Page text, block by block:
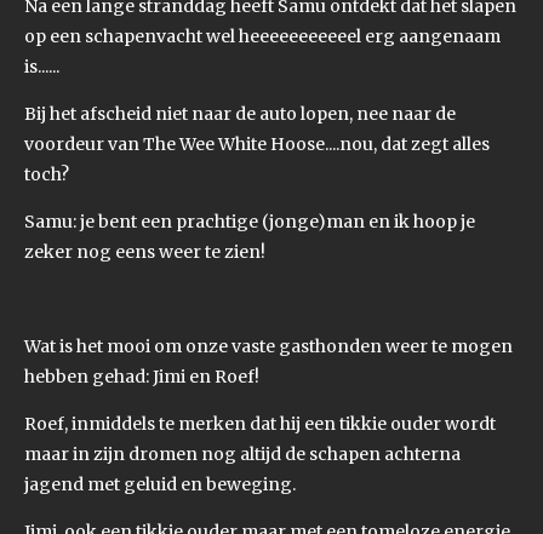
Na een lange stranddag heeft Samu ontdekt dat het slapen
op een schapenvacht wel heeeeeeeeeeel erg aangenaam
is......
Bij het afscheid niet naar de auto lopen, nee naar de
voordeur van The Wee White Hoose....nou, dat zegt alles
toch?
Samu: je bent een prachtige (jonge)man en ik hoop je
zeker nog eens weer te zien!
Wat is het mooi om onze vaste gasthonden weer te mogen
hebben gehad: Jimi en Roef!
Roef, inmiddels te merken dat hij een tikkie ouder wordt
maar in zijn dromen nog altijd de schapen achterna
jagend met geluid en beweging.